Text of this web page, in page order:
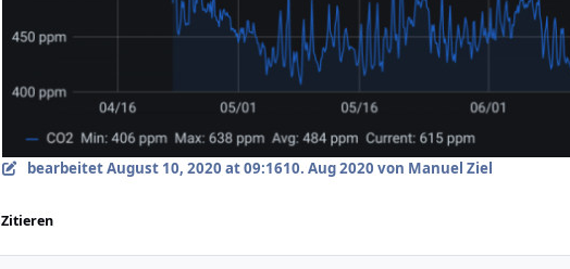
bearbeitetAugust 10, 2020 at 09:1610. Aug 2020 von Manuel Ziel
Zitieren